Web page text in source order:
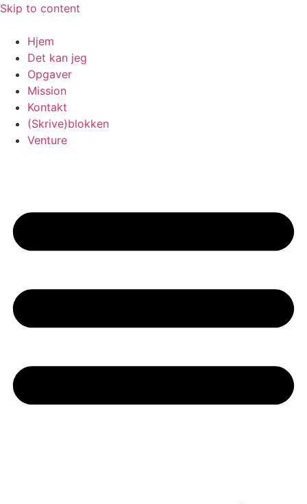
Skip to content
Hjem
Det kan jeg
Opgaver
Mission
Kontakt
(Skrive)blokken
Venture